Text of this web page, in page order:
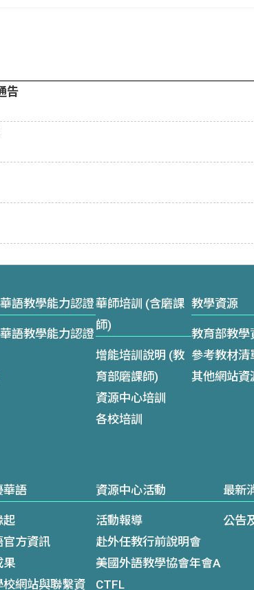
告
華語教學能力認證
華語教學能力認證
華師培訓 (含磨課
師)
增能培訓說明 (教
育部磨課師)
資源中心培訓
各校培訓
教學資源
教育部教學
參考教材清
其他網站資
華語
起
官方資訊
果
校網站與聯繫資
資源中心活動
活動報導
赴外任教行前說明會
美國外語教學協會年會A
CTFL
最新
公告